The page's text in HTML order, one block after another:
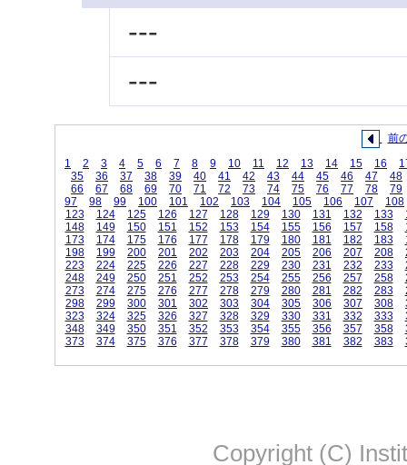
---
---
前
1
2 3 4 5 6 7 8 9 10 11 12 13 14 15 16
35
36 37 38 39 40 41 42 43 44 45 46 47
48
66
67 68 69 70 71 72 73 74 75 76 77 78
79
97
98 99 100 101 102 103 104 105 106 107
108
123
124 125 126 127 128 129 130 131 132 133
148
149 150 151 152 153 154 155 156 157 158
173
174 175 176 177 178 179 180 181 182 183
198
199 200 201 202 203 204 205 206 207 208
223
224 225 226 227 228 229 230 231 232 233
248
249 250 251 252 253 254 255 256 257 258
273
274 275 276 277 278 279 280 281 282 283
298
299 300 301 302 303 304 305 306 307 308
323
324 325 326 327 328 329 330 331 332 333
348
349 350 351 352 353 354 355 356 357 358
373
374 375 376 377 378 379 380 381 382 383
Copyright (C)